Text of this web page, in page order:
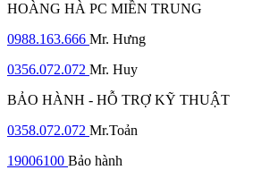
HOÀNG HÀ PC MIỀN TRUNG
0988.163.666 Mr. Hưng
0356.072.072 Mr. Huy
BẢO HÀNH - HỖ TRỢ KỸ THUẬT
0358.072.072 Mr.Toản
19006100 Bảo hành